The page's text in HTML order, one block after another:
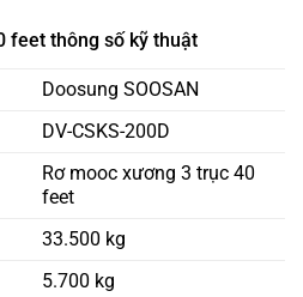
feet thông số kỹ thuật
Doosung SOOSAN
DV-CSKS-200D
Rơ mooc xương 3 trục 40
feet
33.500 kg
5.700 kg